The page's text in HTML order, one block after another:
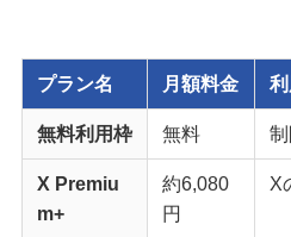
プラン名 月額料金
無料利用枠 無料 制
X Premiu
m+
約6,080
円
X